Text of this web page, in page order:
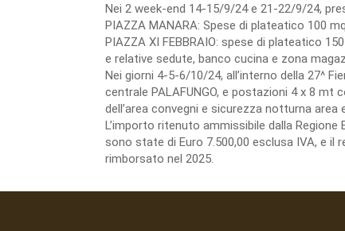
Nei 2 week-end 14-15/9/24 e 21-22/9/24,
PIAZZA MANARA: Spese di plateatico 100
PIAZZA XI FEBBRAIO: spese di plateatico
e relative sedute, banco cucina e zona
Nei giorni 4-5-6/10/24, all’interno della 27^
centrale PALAFUNGO, e postazioni 4 x 8 mt
dell’area convegni e sicurezza notturna area
L’importo ritenuto ammissibile dalla
sono state di Euro 7.500,00 esclusa IVA, e il
rimborsato nel 2025.